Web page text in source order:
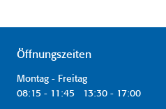
Öffnungszeiten
Montag - Freitag
08:15 - 11:45 13:30 - 17:00